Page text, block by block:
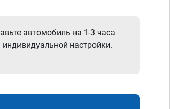
автомобиль на 1-3 часа
индивидуальной настройки.